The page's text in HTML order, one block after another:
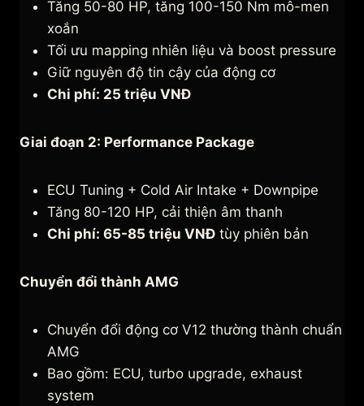
Tăng 50-80 HP, tăng 100-150 Nm mô-men
xoắn
Tối ưu mapping nhiên liệu và boost pressure
Giữ nguyên độ tin cậy của động cơ
Chi phí: 25 triệu VNĐ
Giai đoạn 2: Performance Package
ECU Tuning + Cold Air Intake + Downpipe
Tăng 80-120 HP, cải thiện âm thanh
Chi phí: 65-85 triệu VNĐ tùy phiên bản
Chuyển đổi thành AMG
Chuyển đổi động cơ V12 thường thành chuẩn
AMG
Bao gồm: ECU, turbo upgrade, exhaust
system